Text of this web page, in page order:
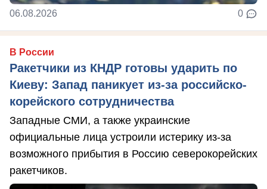
06.08.2026 0
В России
Ракетчики из КНДР готовы ударить по
Киеву: Запад паникует из-за российско-
корейского сотрудничества
Западные СМИ, а также украинские
официальные лица устроили истерику из-за
возможного прибытия в Россию северокорейских
ракетчиков.